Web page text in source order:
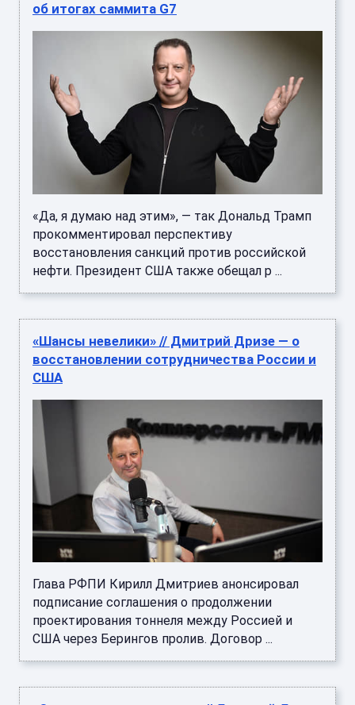
об итогах саммита G7
«Да, я думаю над этим», — так Дональд Трамп
прокомментировал перспективу
восстановления санкций против российской
нефти. Президент США также обещал р ...
«Шансы невелики» // Дмитрий Дризе — о
восстановлении сотрудничества России и
США
Глава РФПИ Кирилл Дмитриев анонсировал
подписание соглашения о продолжении
проектирования тоннеля между Россией и
США через Берингов пролив. Договор ...